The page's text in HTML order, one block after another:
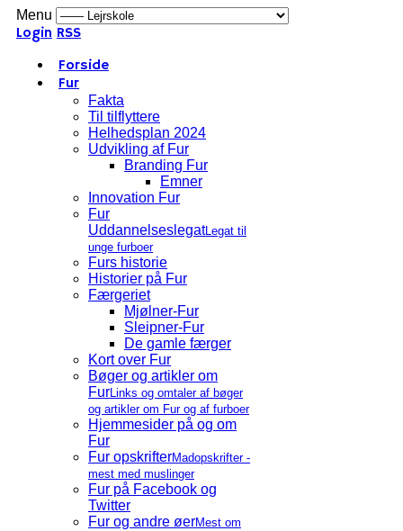
Menu
Login RSS
Forside
Fur
Fakta
Til tilflyttere
Helhedsplan 2024
Udvikling af Fur
Branding Fur
Emner
Innovation Fur
Fur
UddannelseslegatLegat til
unge furboer
Furs historie
Historier på Fur
Færgeriet
Mjølner-Fur
Sleipner-Fur
De gamle færger
Kort over Fur
Bøger og artikler om
FurLinks og omtaler af bøger
og artikler om Fur og af furboer
Hjemmesider på og om
Fur
Fur opskrifterMadopskrifter -
mest med muslinger
Fur på Facebook og
Twitter
Fur og andre øerMest om